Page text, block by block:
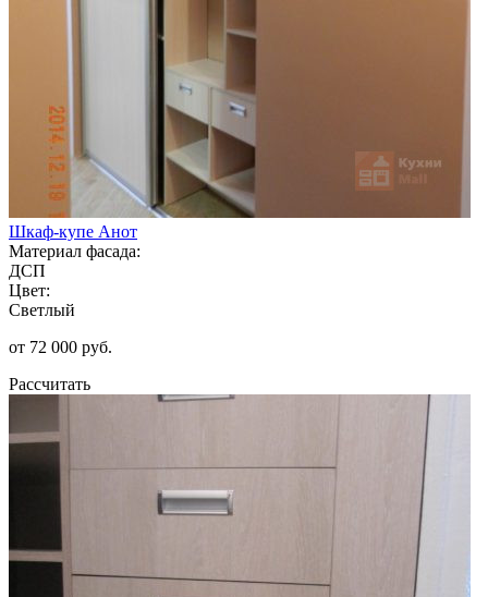
Шкаф-купе Анот
Материал фасада:
ДСП
Цвет:
Светлый
от 72 000 руб.
Рассчитать